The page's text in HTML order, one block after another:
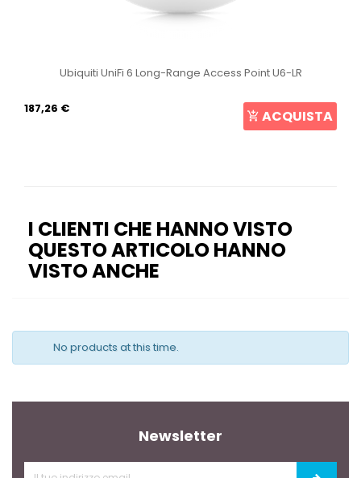
Ubiquiti UniFi 6 Long-Range Access Point U6-LR
187,26 € ACQUISTA
I CLIENTI CHE HANNO VISTO
QUESTO ARTICOLO HANNO
VISTO ANCHE
No products at this time.
Newsletter